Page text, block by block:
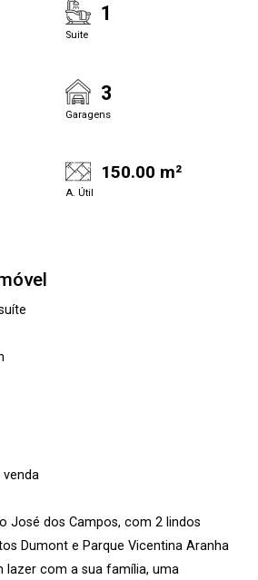
1
Suite
3
Garagens
150.00 m²
A. Útil
venda
José dos Campos, com 2 lindos
Dumont e Parque Vicentina Aranha
lazer com a sua família, uma